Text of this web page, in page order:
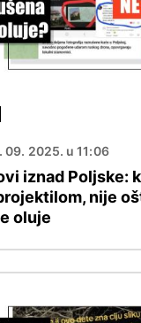
2025. u 11:06
iznad Poljske:
nije
oluje